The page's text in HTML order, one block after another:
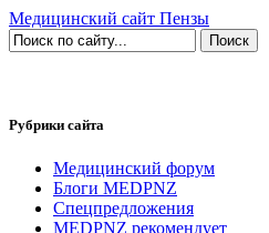
Медицинский сайт Пензы
Рубрики сайта
Медицинский форум
Блоги MEDPNZ
Спецпредложения
MEDPNZ рекомендует